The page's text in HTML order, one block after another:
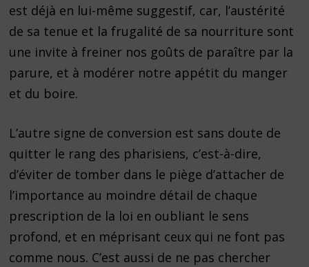
est déjà en lui-même suggestif, car, l’austérité
de sa tenue et la frugalité de sa nourriture sont
une invite à freiner nos goûts de paraître par la
parure, et à modérer notre appétit du manger
et du boire.
L’autre signe de conversion est sans doute de
quitter le rang des pharisiens, c’est-à-dire,
d’éviter de tomber dans le piège d’attacher de
l’importance au moindre détail de chaque
prescription de la loi en oubliant le sens
profond, et en méprisant ceux qui ne font pas
comme nous. C’est aussi de ne pas chercher